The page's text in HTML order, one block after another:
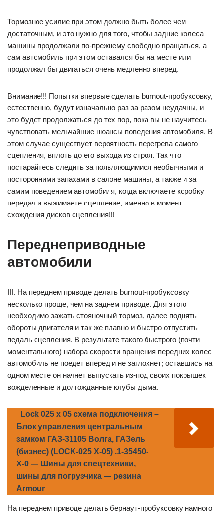
Тормозное усилие при этом должно быть более чем
достаточным, и это нужно для того, чтобы задние колеса
машины продолжали по-прежнему свободно вращаться, а
сам автомобиль при этом оставался бы на месте или
продолжал бы двигаться очень медленно вперед.
Внимание!!! Попытки впервые сделать burnout-пробуксовку,
естественно, будут изначально раз за разом неудачны, и
это будет продолжаться до тех пор, пока вы не научитесь
чувствовать мельчайшие нюансы поведения автомобиля. В
этом случае существует вероятность перегрева самого
сцепления, вплоть до его выхода из строя. Так что
постарайтесь следить за появляющимися необычными и
посторонними запахами в салоне машины, а также и за
самим поведением автомобиля, когда включаете коробку
передач и выжимаете сцепление, именно в момент
схождения дисков сцепления!!!
Переднеприводные
автомобили
III. На переднем приводе делать burnout-пробуксовку
несколько проще, чем на заднем приводе. Для этого
необходимо зажать стояночный тормоз, далее поднять
обороты двигателя и так же плавно и быстро отпустить
педаль сцепления. В результате такого быстрого (почти
моментального) набора скорости вращения передних колес
автомобиль не поедет вперед и не заглохнет; оставшись на
одном месте он начнет выпускать из-под своих покрышек
вожделенные и долгожданные клубы дыма.
Lock 025 x 05 схема подключения –
Блок управления центральным
замком ГАЗ-31105 Волга, ГАЗель
(бизнес) (LOCK-025 X-05) .1-35450-
Х-0 — Шины для спецтехники,
шины для погрузчика — резина
Armour
На переднем приводе делать бернаут-пробуксовку намного